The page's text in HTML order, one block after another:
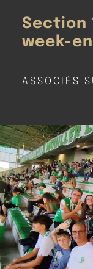
Section
week-
ASSOCIÉS